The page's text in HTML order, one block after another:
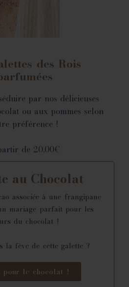
des Rois
par nos délicieuses
ou aux pommes selon
préférence !
de 20,00€
au Chocolat
associée à une frangipane
mariage parfait pour les
du chocolat !
la fève de cette galette ?
pour le chocolat !